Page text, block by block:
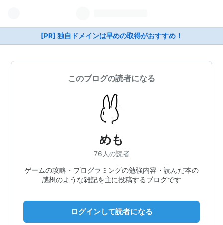
[PR] 独自ドメインは早めの取得がおすすめ！
このブログの読者になる
めも
76人の読者
ゲームの攻略・プログラミングの勉強内容・読んだ本の
感想のような雑記を主に投稿するブログです
ログインして読者になる